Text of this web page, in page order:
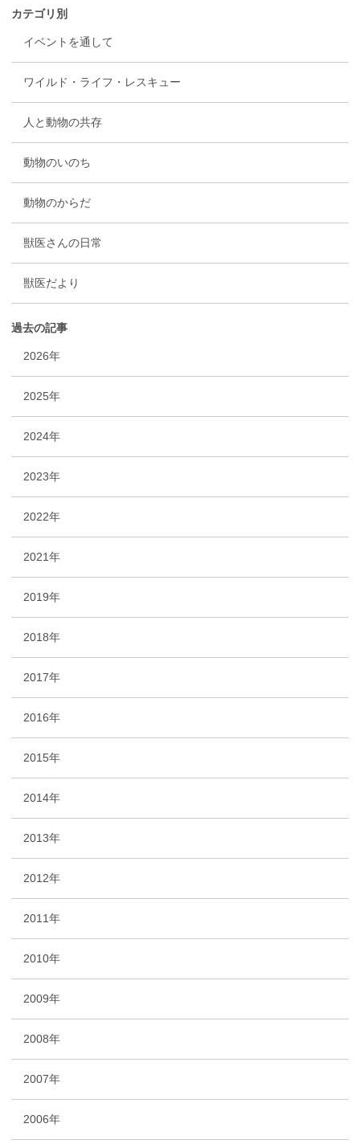
カテゴリ別
イベントを通して
ワイルド・ライフ・レスキュー
人と動物の共存
動物のいのち
動物のからだ
獣医さんの日常
獣医だより
過去の記事
2026年
2025年
2024年
2023年
2022年
2021年
2019年
2018年
2017年
2016年
2015年
2014年
2013年
2012年
2011年
2010年
2009年
2008年
2007年
2006年